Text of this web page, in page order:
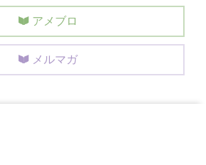
アメブロ
メルマガ